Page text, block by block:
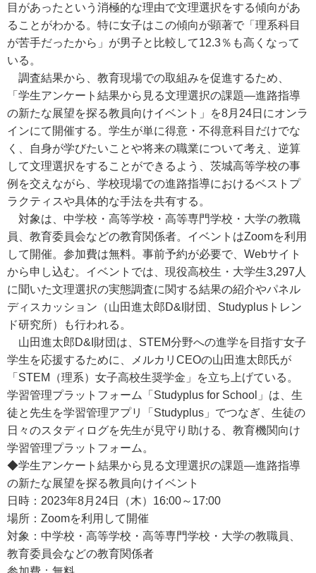
目があったという消極的な理由で文理選択をする傾向があ
ることがわかる。特に女子はこの傾向が顕著で「理系科目
が苦手だったから」が男子と比較して12.3％も高くなって
いる。
調査結果から、教育現場での取組みを促進するため、
「学生アンケート結果から見る文理選択の課題―進路指導
の新たな展望を探る教員向けイベント」を8月24日にオンラ
インにて開催する。学生が単に得意・不得意科目だけでな
く、自身が学びたいことや将来の職業について考え、逆算
して文理選択をすることができるよう、茨城高等学校の事
例を交えながら、学校現場での進路指導におけるベストプ
ラクティスや具体的な手法を共有する。
対象は、中学校・高等学校・高等専門学校・大学の教職
員、教育委員会などの教育関係者。イベントはZoomを利用
して開催。参加費は無料。事前予約が必要で、Webサイト
から申し込む。イベントでは、現役高校生・大学生3,297人
に聞いた文理選択の実態調査に関する結果の紹介やパネル
ディスカッション（山田進太郎D&I財団、Studyplusトレン
ド研究所）も行われる。
山田進太郎D&I財団は、STEM分野への進学を目指す女子
学生を応援するために、メルカリCEOの山田進太郎氏が
「STEM（理系）女子高校生奨学金」を立ち上げている。
学習管理プラットフォーム「Studyplus for School」は、生
徒と先生を学習管理アプリ「Studyplus」でつなぎ、生徒の
日々のスタディログを先生が見守り助ける、教育機関向け
学習管理プラットフォーム。
◆学生アンケート結果から見る文理選択の課題―進路指導
の新たな展望を探る教員向けイベント
日時：2023年8月24日（木）16:00～17:00
場所：Zoomを利用して開催
対象：中学校・高等学校・高等専門学校・大学の教職員、
教育委員会などの教育関係者